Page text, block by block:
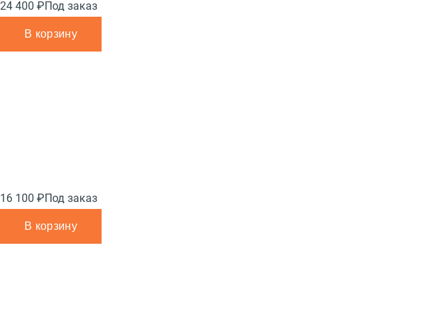
24 400 ₽Под заказ
В корзину
16 100 ₽Под заказ
В корзину